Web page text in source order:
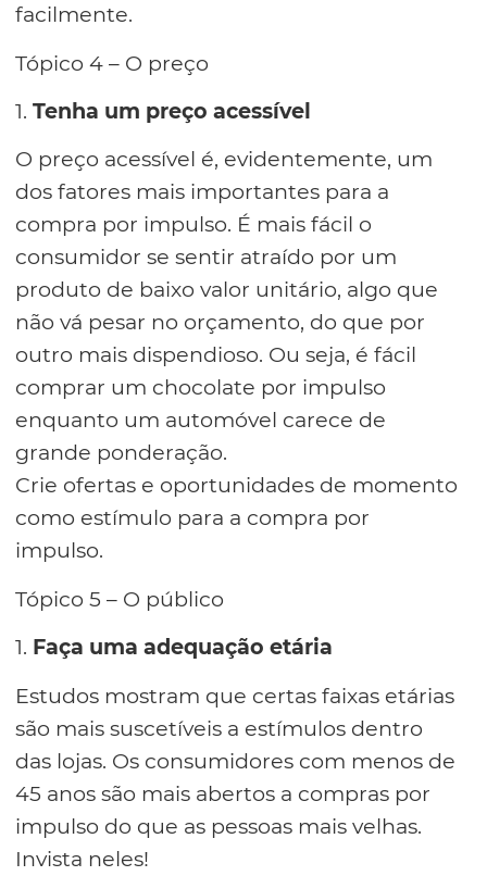
facilmente.
Tópico 4 – O preço
1. Tenha um preço acessível
O preço acessível é, evidentemente, um
dos fatores mais importantes para a
compra por impulso. É mais fácil o
consumidor se sentir atraído por um
produto de baixo valor unitário, algo que
não vá pesar no orçamento, do que por
outro mais dispendioso. Ou seja, é fácil
comprar um chocolate por impulso
enquanto um automóvel carece de
grande ponderação.
Crie ofertas e oportunidades de momento
como estímulo para a compra por
impulso.
Tópico 5 – O público
1. Faça uma adequação etária
Estudos mostram que certas faixas etárias
são mais suscetíveis a estímulos dentro
das lojas. Os consumidores com menos de
45 anos são mais abertos a compras por
impulso do que as pessoas mais velhas.
Invista neles!